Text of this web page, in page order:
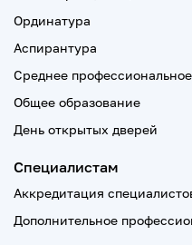
Ординатура
Аспирантура
Среднее
Общее образование
День открытых дверей
Специалистам
Аккредитация
Дополнительное